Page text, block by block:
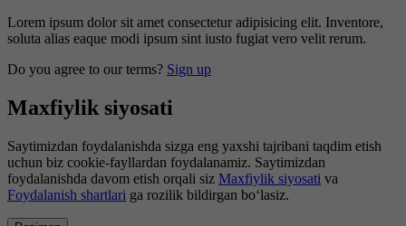
Lorem ipsum dolor sit amet consectetur adipisicing elit. Inventore,
soluta alias eaque modi ipsum sint iusto fugiat vero velit rerum.
Do you agree to our terms? Sign up
Maxfiylik siyosati
Saytimizdan foydalanishda sizga eng yaxshi tajribani taqdim etish
uchun biz cookie-fayllardan foydalanamiz. Saytimizdan
foydalanishda davom etish orqali siz Maxfiylik siyosati va
Foydalanish shartlari ga rozilik bildirgan bo‘lasiz.